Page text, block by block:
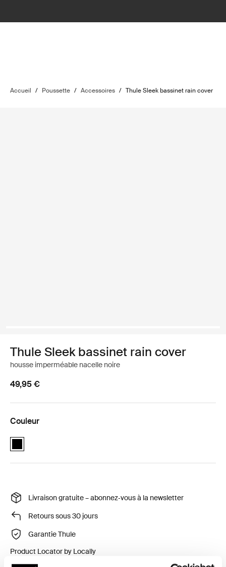
Accueil / Poussette / Accessoires / Thule Sleek bassinet rain cover
Thule Sleek bassinet rain cover
housse imperméable nacelle noire
49,95 €
Couleur
Thule Sleek bassinet rain cover Noir (selected)
Livraison gratuite – abonnez‑vous à la newsletter
Retours sous 30 jours
Garantie Thule
Product Locator by Locally